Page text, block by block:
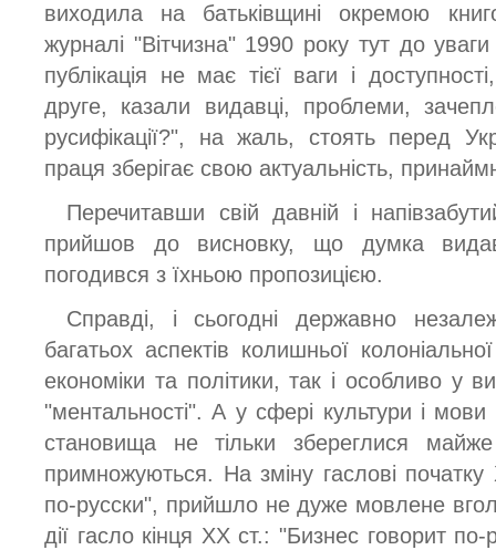
виходила на батьківщині окремою
журналі "Вітчизна" 1990 року тут до
публікація не має тієї ваги і
друге, казали видавці, проблеми,
русифікації?", на жаль, стоять перед
праця зберігає свою актуальність,
Перечитавши свій давній і
прийшов до висновку, що думка
погодився з їхньою пропозицією.
Справді, і сьогодні державно
багатьох аспектів колишньої
економіки та політики, так і особливо у
"ментальності". А у сфері культури і мови
становища не тільки збереглися
примножуються. На зміну гаслові
по-русски", прийшло не дуже мовлене
дії гасло кінця XX ст.: "Бизнес говорит по-